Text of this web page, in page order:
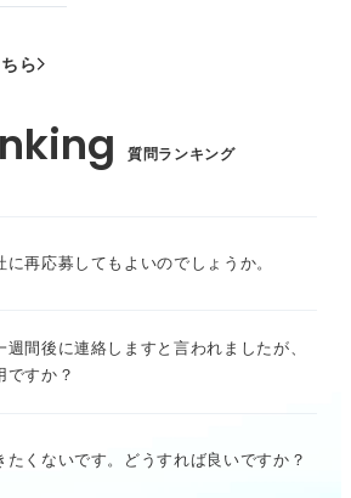
ら
質問ランキング
再応募してもよいのでしょうか。
週間後に連絡しますと言われましたが、
ですか？
たくないです。どうすれば良いですか？